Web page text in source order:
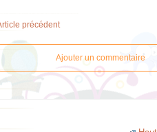
précédent
Ajouter un commentaire